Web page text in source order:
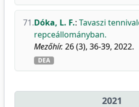
71.Dóka, L. F.: Tavaszi
repceállományban.
Mezőhír. 26 (3), 36-39, 2022.
DEA
2021